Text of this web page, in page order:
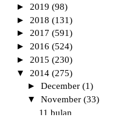
► 2019 (98)
► 2018 (131)
► 2017 (591)
► 2016 (524)
► 2015 (230)
▼ 2014 (275)
► December (1)
▼ November (33)
11 bulan